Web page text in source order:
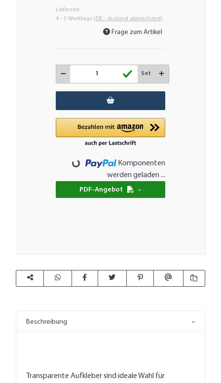
Lieferzeit:
4 - 5 Werktage (DE - Ausland abweichend)
Frage zum Artikel
Set
Loading...
Komponenten
werden geladen ...
PDF-Angebot
Beschreibung
Transparente Aufkleber sind ideale Wahl für